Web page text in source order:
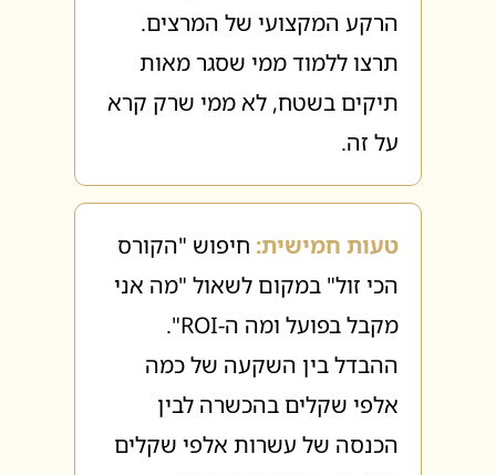
הרקע המקצועי של המרצים.
תרצו ללמוד ממי שסגר מאות
תיקים בשטח, לא ממי שרק קרא
על זה.
טעות חמישית: חיפוש "הקורס
הכי זול" במקום לשאול "מה אני
מקבל בפועל ומה ה-ROI".
ההבדל בין השקעה של כמה
אלפי שקלים בהכשרה לבין
הכנסה של עשרות אלפי שקלים